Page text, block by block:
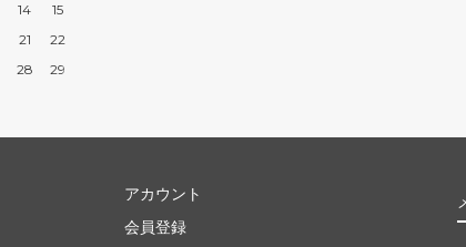
14
15
21
22
28
29
アカウント
会員登録